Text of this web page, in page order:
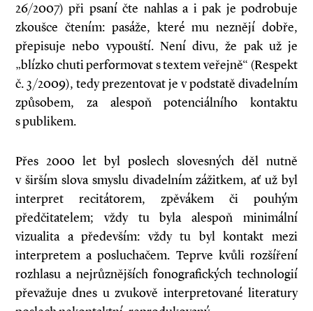
26/2007) při psaní čte nahlas a i pak je podrobuje
zkoušce čtením: pasáže, které mu neznějí dobře,
přepisuje nebo vypouští. Není divu, že pak už je
„blízko chuti performovat s textem veřejně“ (Respekt
č. 3/2009), tedy prezentovat je v podstatě divadelním
způsobem, za alespoň potenciálního kontaktu
s publikem.
Přes 2000 let byl poslech slovesných děl nutně
v širším slova smyslu divadelním zážitkem, ať už byl
interpret recitátorem, zpěvákem či pouhým
předčitatelem; vždy tu byla alespoň minimální
vizualita a především: vždy tu byl kontakt mezi
interpretem a posluchačem. Teprve kvůli rozšíření
rozhlasu a nejrůznějších fonografických technologií
převažuje dnes u zvukově interpretované literatury